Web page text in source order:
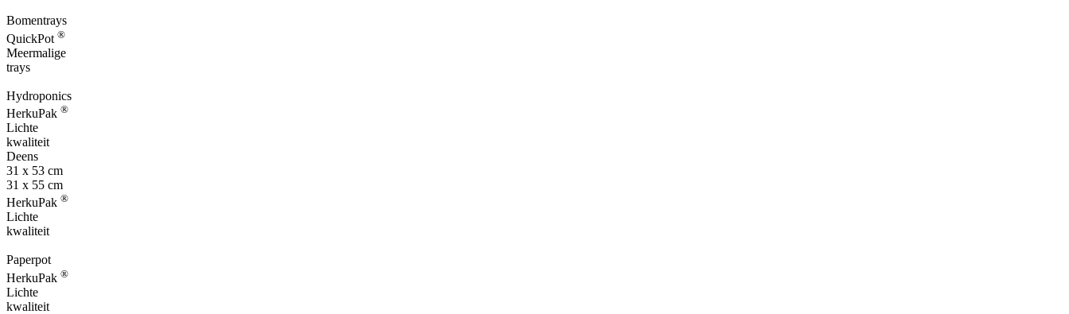
Bomentrays
QuickPot ®
Meermalige
trays
Hydroponics
HerkuPak ®
Lichte
kwaliteit
Deens
31 x 53 cm
31 x 55 cm
HerkuPak ®
Lichte
kwaliteit
Paperpot
HerkuPak ®
Lichte
kwaliteit